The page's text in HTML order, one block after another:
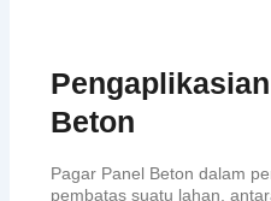
Beton
Pagar Panel Beton dalam
pembatas suatu lahan,